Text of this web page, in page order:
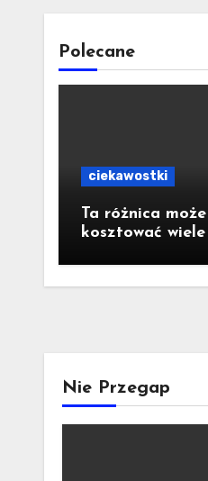
Polecane
ciekawostki
Ta różnica może
kosztować wiele
rodzaje
Nie Przegap